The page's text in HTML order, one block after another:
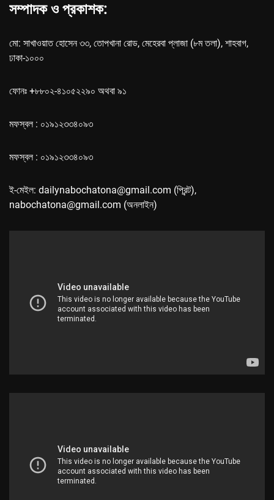
সম্পাদক ও প্রকাশক:
মো: সাখাওয়াত হোসেন ৩৩, তোপখানা রোড, মেহেরবা প্লাজা (৮ম তলা), শাহবাগ,
ঢাকা-১০০০
ফোনঃ +৮৮০২-৪১০৫২২৯০ অথবা ৯১
মফস্বল : ০১৯১২৩৩৪০৯৩
মফস্বল : ০১৯১২৩৩৪০৯৩
ই-মেইল: dailynabochatona@gmail.com (প্রিন্ট),
nabochatona@gmail.com (অনলাইন)